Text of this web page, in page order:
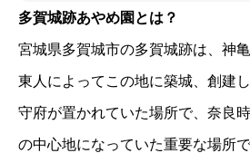
多賀城跡あやめ園とは？
宮城県多賀城市の多賀城跡は、神
東人によってこの地に築城、創建
守府が置かれていた場所で、奈良
の中心地になっていた重要な場所で